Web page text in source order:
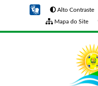
Alto Contraste
Mapa do Site